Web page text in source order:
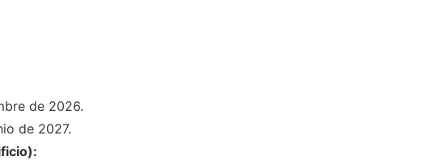
de 2026.
de 2027.